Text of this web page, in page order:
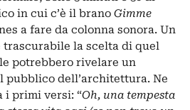
in cui c’è il brano Gimme
a fare da colonna sonora. Un
la scelta di quel
potrebbero rivelare un
pubblico dell’architettura. Ne
i primi versi: “Oh, una tempesta